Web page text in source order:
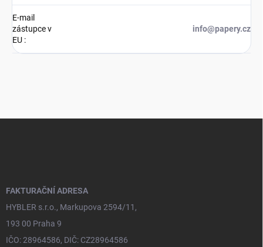
E-mail
zástupce v
EU :
info@papery.cz
FAKTURAČNÍ ADRESA
HYBLER s.r.o., Markupova 2594/11,
193 00 Praha 9
IČO: 28964586, DIČ: CZ28964586